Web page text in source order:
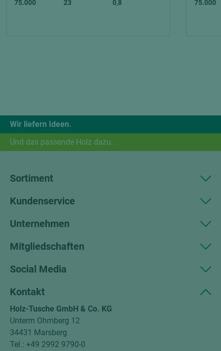
75.000
23
0,8
75.000
Wir liefern Ideen.
Und das passende Holz dazu.
Sortiment
Kundenservice
Unternehmen
Mitgliedschaften
Social Media
Kontakt
Holz-Tusche GmbH & Co. KG
Unterm Ohmberg 12
34431 Marsberg
Tel.: +49 2992 9790-0